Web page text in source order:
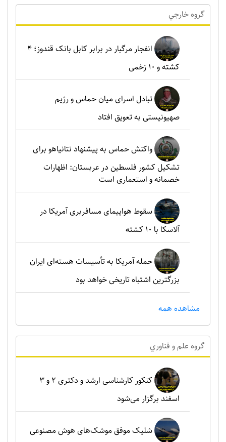
گروه خارجي
انفجار مرگبار در برابر کابل بانک قندوز؛ ۴
کشته و ۱۰ زخمی
تبادل اسرای میان حماس و رژیم
صهیونیستی به تعویق افتاد
واکنش حماس به پیشنهاد نتانیاهو برای
تشکیل کشور فلسطین در عربستان: اظهارات
خصمانه و استعماری است
سقوط هواپیمای مسافربری آمریکا در
آلاسکا با ۱۰ کشته
حمله آمریکا به تأسیسات هسته‌ای ایران
بزرگترین اشتباه تاریخی خواهد بود
مشاهده همه
گروه علم و فناوري
کنکور کارشناسی ارشد و دکتری ۲ و ۳
اسفند برگزار می‌شود
شلیک موفق موشک‌های هوش مصنوعی